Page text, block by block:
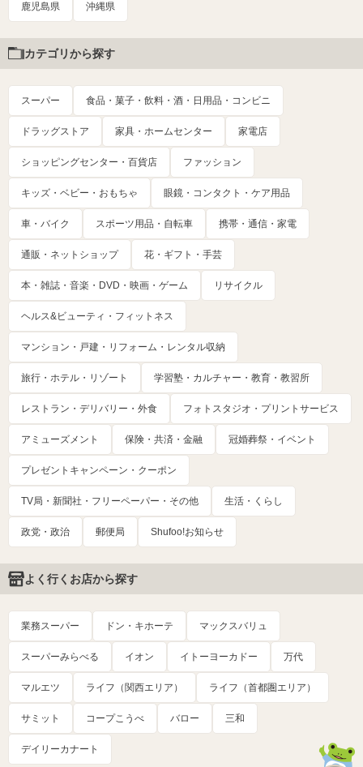
鹿児島県 沖縄県
カテゴリから探す
スーパー 食品・菓子・飲料・酒・日用品・コンビニ
ドラッグストア 家具・ホームセンター 家電店
ショッピングセンター・百貨店 ファッション
キッズ・ベビー・おもちゃ 眼鏡・コンタクト・ケア用品
車・バイク スポーツ用品・自転車 携帯・通信・家電
通販・ネットショップ 花・ギフト・手芸
本・雑誌・音楽・DVD・映画・ゲーム リサイクル
ヘルス&ビューティ・フィットネス
マンション・戸建・リフォーム・レンタル収納
旅行・ホテル・リゾート 学習塾・カルチャー・教育・教習所
レストラン・デリバリー・外食 フォトスタジオ・プリントサービス
アミューズメント 保険・共済・金融 冠婚葬祭・イベント
プレゼントキャンペーン・クーポン
TV局・新聞社・フリーペーパー・その他 生活・くらし
政党・政治 郵便局 Shufoo!お知らせ
よく行くお店から探す
業務スーパー ドン・キホーテ マックスバリュ
スーパーみらべる イオン イトーヨーカドー 万代
マルエツ ライフ（関西エリア） ライフ（首都圏エリア）
サミット コープこうべ バロー 三和
デイリーカナート